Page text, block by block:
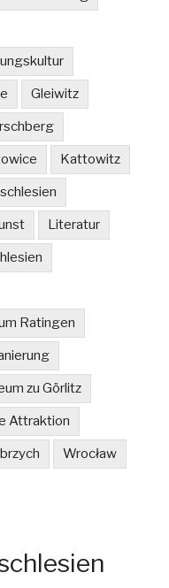
Gleiwitz
Kattowitz
Literatur
Ratingen
zu Görlitz
Attraktion
Wrocław